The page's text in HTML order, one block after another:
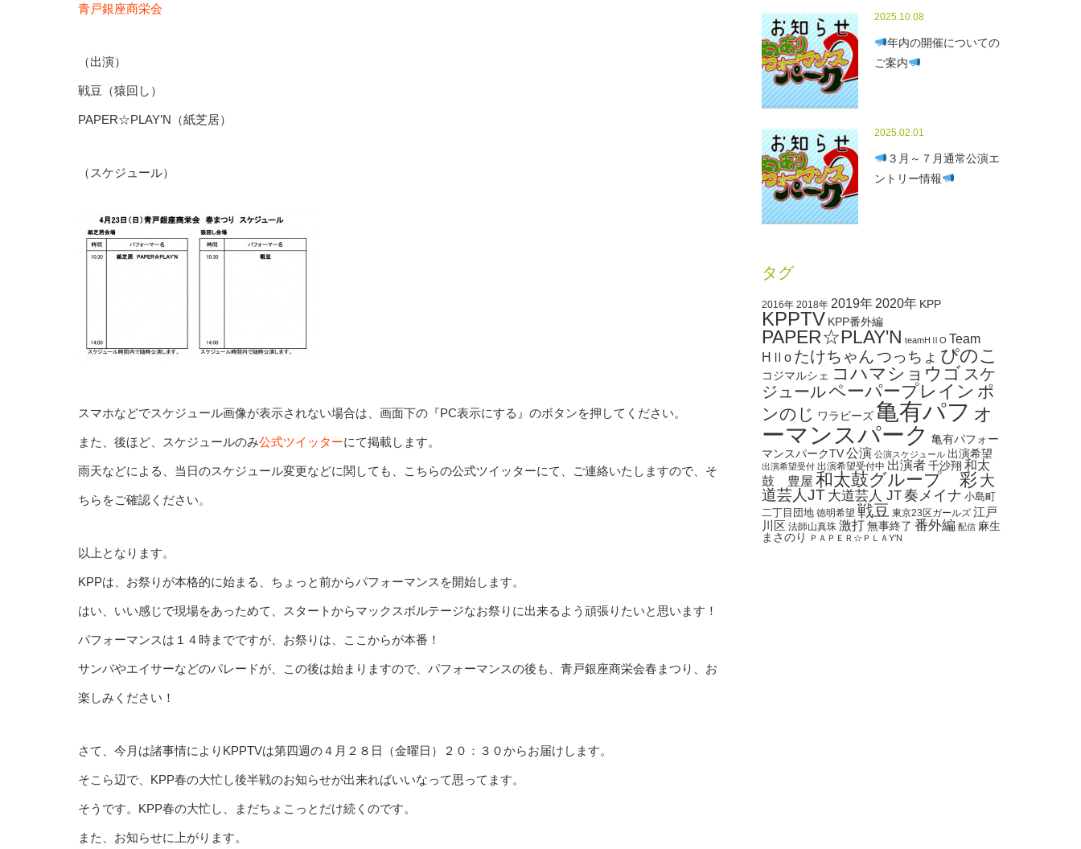
青戸銀座商栄会
（出演）
戦豆（猿回し）
PAPER☆PLAY’N（紙芝居）
（スケジュール）
スマホなどでスケジュール画像が表示されない場合は、画面下の『PC表示にする』のボタンを押してください。
また、後ほど、スケジュールのみ公式ツイッターにて掲載します。
雨天などによる、当日のスケジュール変更などに関しても、こちらの公式ツイッターにて、ご連絡いたしますので、そ
ちらをご確認ください。
以上となります。
KPPは、お祭りが本格的に始まる、ちょっと前からパフォーマンスを開始します。
はい、いい感じで現場をあっためて、スタートからマックスボルテージなお祭りに出来るよう頑張りたいと思います！
パフォーマンスは１４時までですが、お祭りは、ここからが本番！
サンバやエイサーなどのパレードが、この後は始まりますので、パフォーマンスの後も、青戸銀座商栄会春まつり、お
楽しみください！
さて、今月は諸事情によりKPPTVは第四週の４月２８日（金曜日）２０：３０からお届けします。
そこら辺で、KPP春の大忙し後半戦のお知らせが出来ればいいなって思ってます。
そうです。KPP春の大忙し、まだちょこっとだけ続くのです。
また、お知らせに上がります。
2025.10.08
年内の開催についての
ご案内
2025.02.01
３月～７月通常公演エ
ントリー情報
タグ
2016年 2018年 2019年 2020年 KPP
KPPTV KPP番外編
PAPER☆PLAY'N teamHⅡO Team
HⅡo たけちゃん つっちょ ぴのこ
コジマルシェ コハマショウゴ スケ
ジュールペーパープレイン ポ
ンのじ ワラビーズ 亀有パフォ
ーマンスパーク 亀有パフォー
マンスパークTV公演 公演スケジュール 出演希望
出演希望受付 出演希望受付中 出演者 千沙翔 和太
鼓 豊屋 和太鼓グループ 彩大
道芸人JT 大道芸人 JT奏メイナ 小島町
二丁目団地 徳明希望 戦豆 東京23区ガールズ 江戸
川区 法師山真珠 激打無事終了 番外編 配信 麻生
まさのり
ＰＡＰＥＲ☆ＰＬＡY’N